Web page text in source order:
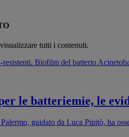
tutti i contenuti.
le batteriemie, le
guidato da Luca Pipitò, ha